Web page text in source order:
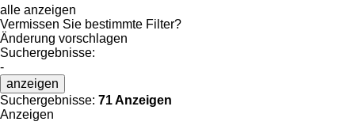
alle anzeigen
Vermissen Sie bestimmte Filter?
Änderung vorschlagen
Suchergebnisse:
-
anzeigen
Suchergebnisse: 71 Anzeigen
Anzeigen